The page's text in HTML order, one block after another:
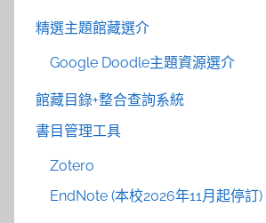
精選主題館藏選介
Google Doodle主題資源選介
館藏目錄+整合查詢系統
書目管理工具
Zotero
EndNote (本校2026年11月起停訂)